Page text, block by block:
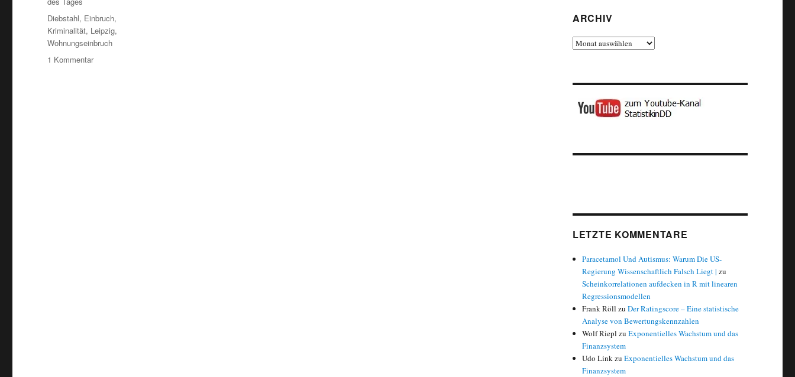
Schlagwörter
Diebstahl, Einbruch,
Kriminalität, Leipzig,
Wohnungseinbruch
1 Kommentarzu
ARCHIV
Archiv
LETZTE KOMMENTARE
Paracetamol Und Autismus: Warum Die US-
Regierung Wissenschaftlich Falsch Liegt | zu
Scheinkorrelationen aufdecken in R mit linearen
Regressionsmodellen
Frank Röll zuDer Ratingscore – Eine statistische
Analyse von Bewertungskennzahlen
Wolf Riepl zuExponentielles Wachstum und das
Finanzsystem
Udo LinkzuExponentielles Wachstum und das
Finanzsystem